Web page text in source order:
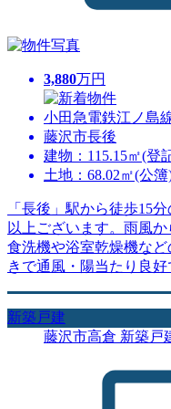
3,880万円
小田急電鉄江ノ島
藤沢市長後
建物：115.15㎡(登
土地：68.02㎡(公簿
「長後」駅から徒歩15
以上ございます。雨風
食洗機や浴室乾燥機な
きで通風・陽当たり良好
新築戸建
藤沢市高倉 新築戸